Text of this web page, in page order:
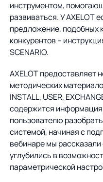
планирование
Управление
контейнерным
терминалом
Постпроектное
сопровождение
Проекты
Контакты
Контакты
Академия
Предложение для
учебных заведений
База знаний
База знаний
инструментом,
развиваться. У AXELOT
предложение, подобных
конкурентов –
SCENARIO.
AXELOT предоставляет
методических
INSTALL, USER,
содержится
пользователю
системой, начиная с
вебинаре мы
углубились в
параметрической